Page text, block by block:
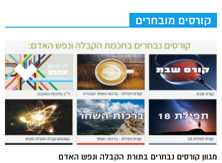
קורסים מובחרים
מגוון קורסים נבחרים בתורת הקבלה ונפש האדם